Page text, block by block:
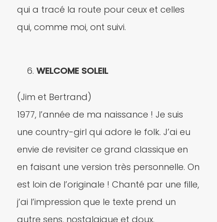
qui a tracé la route pour ceux et celles
qui, comme moi, ont suivi.
WELCOME SOLEIL
(Jim et Bertrand)
1977, l’année de ma naissance ! Je suis
une country-girl qui adore le folk. J’ai eu
envie de revisiter ce grand classique en
en faisant une version très personnelle. On
est loin de l’originale ! Chanté par une fille,
j’ai l’impression que le texte prend un
autre sens, nostalgique et doux.